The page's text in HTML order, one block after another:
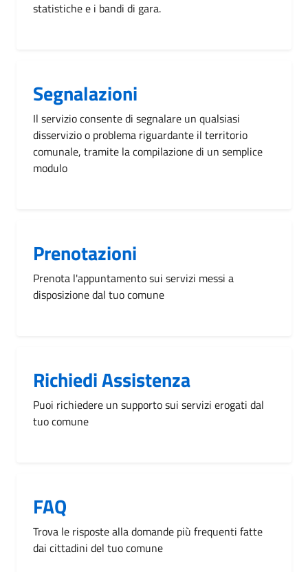
statistiche e i bandi di gara.
Segnalazioni
Il servizio consente di segnalare un qualsiasi
disservizio o problema riguardante il territorio
comunale, tramite la compilazione di un semplice
modulo
Prenotazioni
Prenota l'appuntamento sui servizi messi a
disposizione dal tuo comune
Richiedi Assistenza
Puoi richiedere un supporto sui servizi erogati dal
tuo comune
FAQ
Trova le risposte alla domande più frequenti fatte
dai cittadini del tuo comune